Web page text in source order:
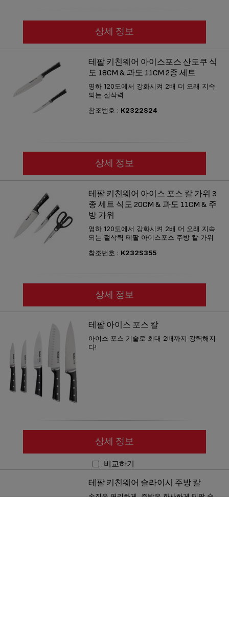
상세 정보
테팔 키친웨어 아이스포스 산도쿠 식
도 18CM & 과도 11CM 2종 세트
영하 120도에서 강화시켜 2배 더 오래 지속
되는 절삭력
참조번호 : K2322S24
상세 정보
테팔 키친웨어 아이스 포스 칼 가위 3
종 세트 식도 20CM & 과도 11CM & 주
방 가위
영하 120도에서 강화시켜 2배 더 오래 지속
되는 절삭력 테팔 아이스포스 주방 칼 가위
참조번호 : K232S355
상세 정보
테팔 아이스 포스 칼
아이스 포스 기술로 최대 2배까지 강력해지
다!
상세 정보
비교하기
테팔 키친웨어 슬라이시 주방 칼
손질은 편리하게, 주방은 화사하게 테팔 슬